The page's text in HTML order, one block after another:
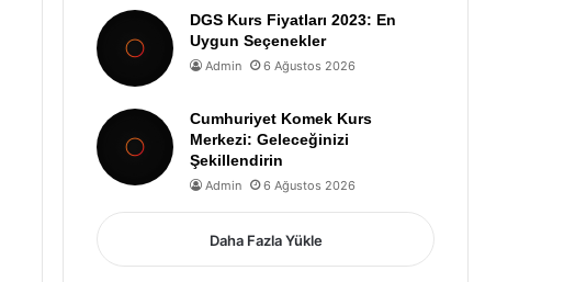
DGS Kurs Fiyatları 2023: En
Uygun Seçenekler
Admin 6 Ağustos 2026
Cumhuriyet Komek Kurs
Merkezi: Geleceğinizi
Şekillendirin
Admin 6 Ağustos 2026
Daha Fazla Yükle